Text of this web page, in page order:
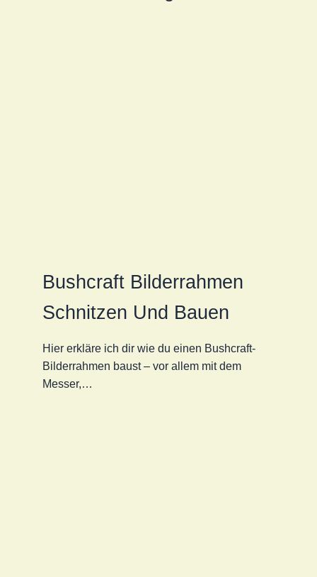
Bushcraft Bilderrahmen
Schnitzen Und Bauen
Hier erkläre ich dir wie du einen Bushcraft-
Bilderrahmen baust – vor allem mit dem
Messer,…